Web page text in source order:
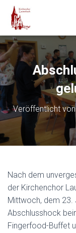
Veröffentlicht
Nach dem
der Kirchenchor
Mittwoch, dem 23.
Abschlusshock
Fingerfood-Buffet